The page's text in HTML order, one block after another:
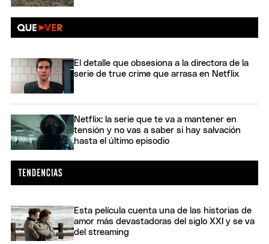
El detalle que obsesiona a la directora de la
serie de true crime que arrasa en Netflix
Netflix: la serie que te va a mantener en
tensión y no vas a saber si hay salvación
hasta el último episodio
Esta película cuenta una de las historias de
amor más devastadoras del siglo XXI y se va
del streaming